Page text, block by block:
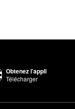
Obtenez l’appli
Télécharger